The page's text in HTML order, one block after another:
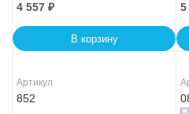
4 557 ₽
В корзину
5
Артикул
852